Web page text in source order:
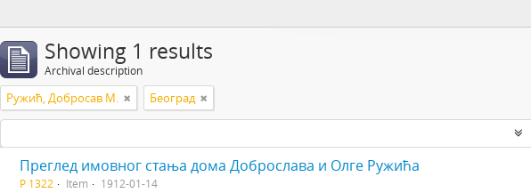
Showing 1 results
Archival description
Ружић, Добросав М. Београд
Преглед имовног стања дома Доброслава и Олге Ружића
Р 1322 Item
1912-01-14